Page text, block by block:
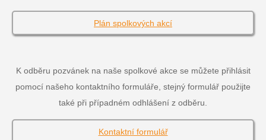
Plán spolkových akcí
K odběru pozvánek na naše spolkové akce se můžete přihlásit
pomocí našeho kontaktního formuláře, stejný formulář použijte
také při případném odhlášení z odběru.
Kontaktní formulář